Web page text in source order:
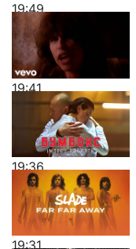
19:49
19:41
19:36
19:31